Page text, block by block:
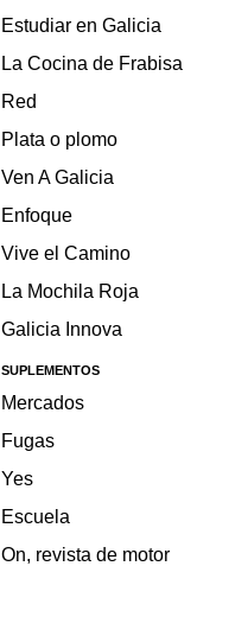
Estudiar en Galicia
La Cocina de Frabisa
Red
Plata o plomo
Ven A Galicia
Enfoque
Vive el Camino
La Mochila Roja
Galicia Innova
SUPLEMENTOS
Mercados
Fugas
Yes
Escuela
On, revista de motor